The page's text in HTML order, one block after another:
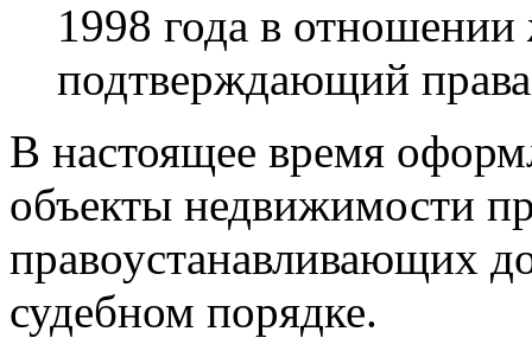
1998 года в
подтверждающий права
В настоящее время
объекты недвижимости
правоустанавливающих
судебном порядке.